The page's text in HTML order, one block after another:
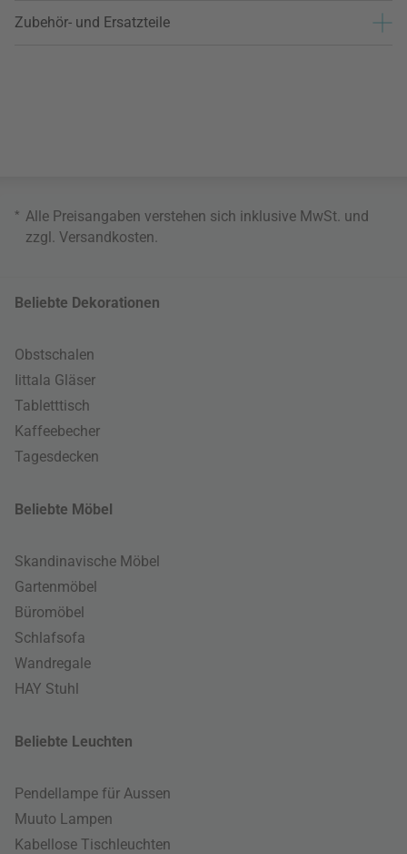
Zubehör- und Ersatzteile
* Alle Preisangaben verstehen sich inklusive MwSt. und
zzgl. Versandkosten
Beliebte Dekorationen
Obstschalen
Iittala Gläser
Tabletttisch
Kaffeebecher
Tagesdecken
Beliebte Möbel
Skandinavische Möbel
Gartenmöbel
Büromöbel
Schlafsofa
Wandregale
HAY Stuhl
Beliebte Leuchten
Pendellampe für Aussen
Muuto Lampen
Kabellose Tischleuchten